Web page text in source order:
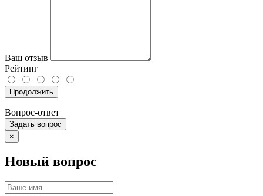
Ваш отзыв
Рейтинг
Продолжить
Вопрос-ответ
Задать вопрос
×
Новый вопрос